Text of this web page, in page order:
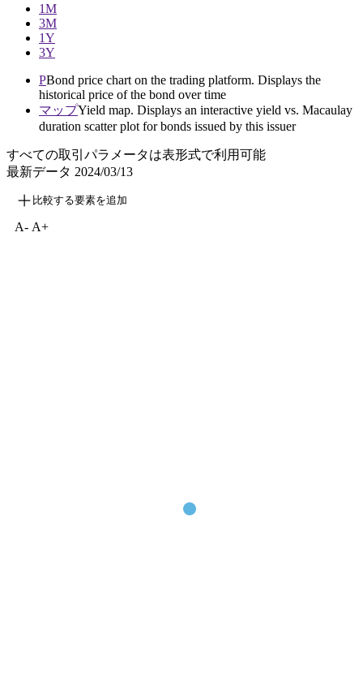
1M
3M
1Y
3Y
PBond price chart on the trading platform. Displays the
historical price of the bond over time
マップYield map. Displays an interactive yield vs. Macaulay
duration scatter plot for bonds issued by this issuer
すべての取引パラメータは表形式で利用可能
最新データ 2024/03/13
比較する要素を追加